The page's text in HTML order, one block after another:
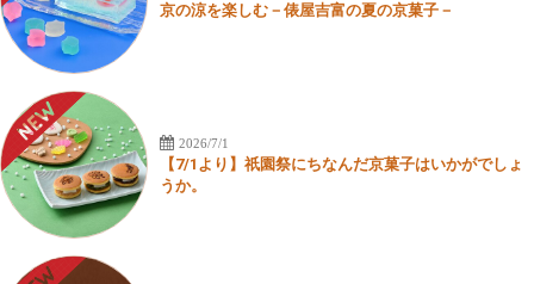
京の涼を楽しむ－俵屋吉富の夏の京菓子－
2026/7/1
【7/1より】祇園祭にちなんだ京菓子はいかがでしょ
うか。